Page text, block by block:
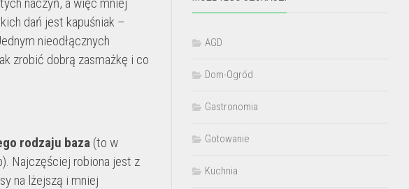
dań jest kapuśniak –
nieodłącznych
zrobić dobrą zasmażkę i co
rodzaju baza (to w
Najczęściej robiona jest z
na lżejszą i mniej
AGD
Dom-Ogród
Gastronomia
Gotowanie
Kuchnia